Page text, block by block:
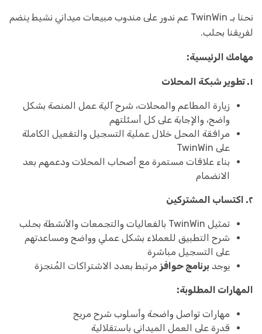
نحنا بـ TwinWin عم ندور على مندوب مبيعات ميداني نشيط ينضم
لفريقنا بحلب.
مهامك الرئيسية:
١. تطوير شبكة المحلات
زيارة المطاعم والمحلات، شرح آلية عمل المنصة بشكل
واضح، والإجابة على كل أسئلتهم
مرافقة المحل خلال عملية التسجيل والتفعيل الكاملة
على TwinWin
بناء علاقات مستمرة مع أصحاب المحلات ودعمهم بعد
الانضمام
٢. اكتساب المشتركين
تمثيل TwinWin بالفعاليات والتجمعات والأنشطة بحلب
شرح التطبيق للعملاء بشكل عملي وواضح ومساعدتهم
على التسجيل مباشرة
يوجد برنامج حوافز مرتبط بعدد الاشتراكات المُنجزة
المهارات المطلوبة:
مهارات تواصل واضحة وأسلوب شرح مريح
قدرة على العمل الميداني باستقلالية